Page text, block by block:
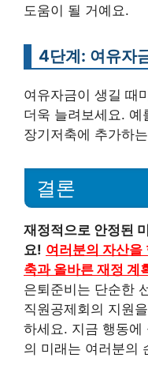
도움이 될 거예요.
4단계: 여유자
여유자금이 생길 때
더욱 늘려보세요.
장기저축에 추가하
결론
재정적으로 안정된
요! 여러분의 자산을
축과 올바른 재정 계
은퇴준비는 단순한
직원공제회의 지원
하세요. 지금 행동에
의 미래는 여러분의